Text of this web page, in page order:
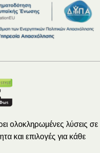
ολοκληρωμένες λύσεις σε
και επιλογές για κάθε